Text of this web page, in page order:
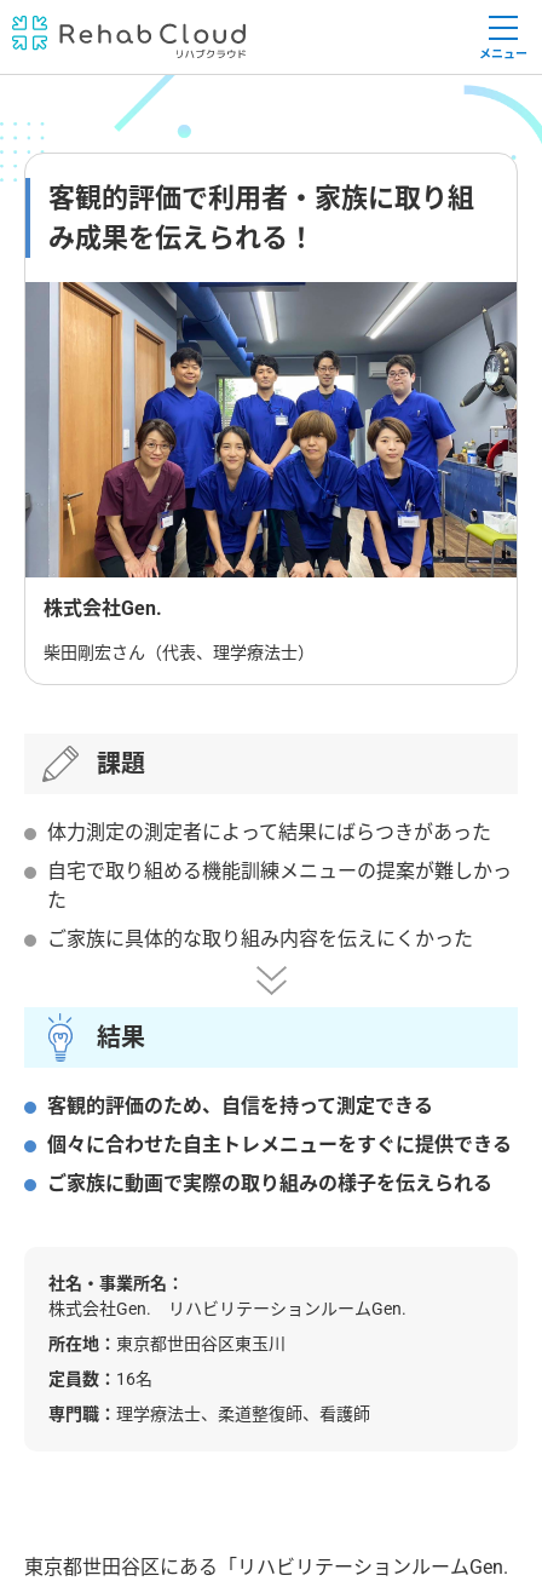
メニュー
客観的評価で利用者・家族に取り組
み成果を伝えられる！
株式会社Gen.
柴田剛宏さん（代表、理学療法士）
課題
体力測定の測定者によって結果にばらつきがあった
自宅で取り組める機能訓練メニューの提案が難しかっ
た
ご家族に具体的な取り組み内容を伝えにくかった
結果
客観的評価のため、自信を持って測定できる
個々に合わせた自主トレメニューをすぐに提供できる
ご家族に動画で実際の取り組みの様子を伝えられる
社名・事業所名：
株式会社Gen. リハビリテーションルームGen.
所在地： 東京都世田谷区東玉川
定員数： 16名
専門職： 理学療法士、柔道整復師、看護師
東京都世田谷区にある「リハビリテーションルームGen.